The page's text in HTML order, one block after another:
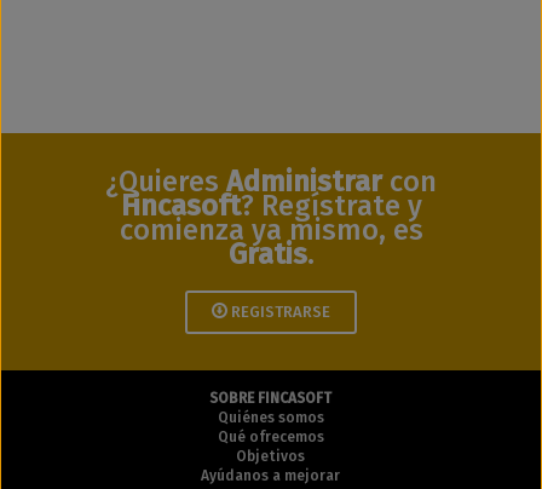
¿Quieres Administrarcon
Fincasoft? Regístrate y
comienza ya mismo, es
Gratis.
REGISTRARSE
SOBRE FINCASOFT
Quiénes somos
Qué ofrecemos
Objetivos
Ayúdanos a mejorar